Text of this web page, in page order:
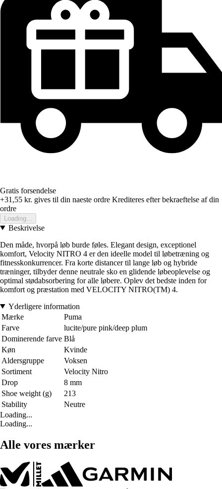
Gratis forsendelse
+31,55 kr. gives til din naeste ordre Krediteres efter bekraeftelse af din
ordre
Loading...
Beskrivelse
Den måde, hvorpå løb burde føles. Elegant design, exceptionel
komfort, Velocity NITRO 4 er den ideelle model til løbetræning og
fitnesskonkurrencer. Fra korte distancer til lange løb og hybride
træninger, tilbyder denne neutrale sko en glidende løbeoplevelse og
optimal stødabsorbering for alle løbere. Oplev det bedste inden for
komfort og præstation med VELOCITY NITRO(TM) 4.
Yderligere information
Mærke
Puma
Farve
lucite/pure pink/deep plum
Dominerende farve Blå
Køn
Kvinde
Aldersgruppe
Voksen
Sortiment
Velocity Nitro
Drop
8 mm
Shoe weight (g)
213
Stability
Neutre
Loading...
Loading...
Alle vores mærker